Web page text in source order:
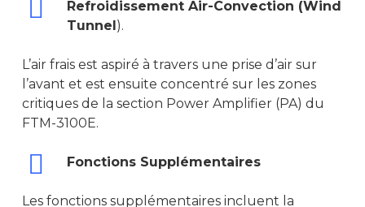
Refroidissement Air-Convection (Wind
Tunnel).
L’air frais est aspiré à travers une prise d’air sur
l’avant et est ensuite concentré sur les zones
critiques de la section Power Amplifier (PA) du
FTM-3100E.
Fonctions Supplémentaires
Les fonctions supplémentaires incluent la
DP-3661e
R2
PD-795EX
PD-715EX
FTM 3100E
FTM-6000E
BD505LF
RADIO HF
PROFESSIONNELLE
RADIO AVIATION
MODEM RADIO
TRBOnet Entreprise
ACCESSOIRES
ALFATRONIX
Alimentation
Convertisseur De
MSE
ANTENNES
ANTENNE HF
WD-330S
ANTENNE MOBILE
ANTENNE FIXE MARINE
BIRD 43
BIRD 4391A
BIRD SH36SPC
BIRD 50-T
SERVICES
INGENIERIE
SAV
FORMATION
INFORMATIQUE
PORTABLE
SERVEUR